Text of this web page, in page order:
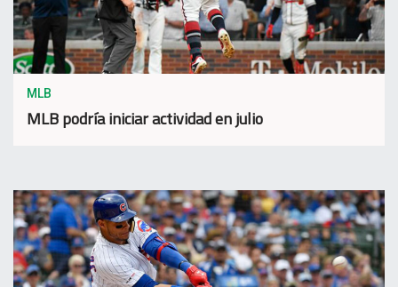
MLB
MLB podría iniciar actividad en julio